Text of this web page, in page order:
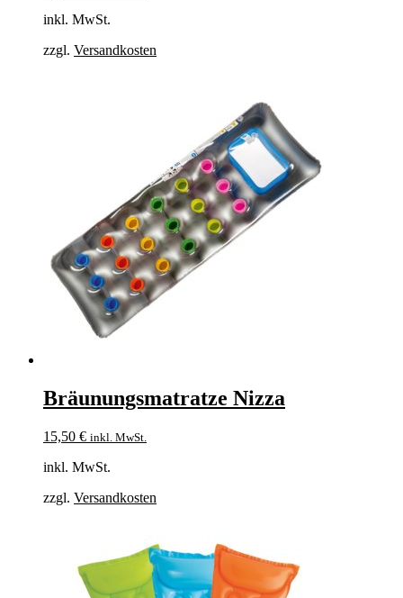
inkl. MwSt.
zzgl. Versandkosten
Bräunungsmatratze Nizza
15,50 € inkl. MwSt.
inkl. MwSt.
zzgl. Versandkosten